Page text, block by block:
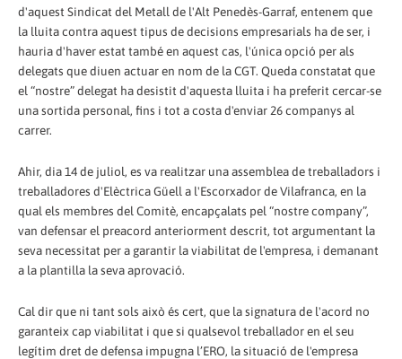
d'aquest Sindicat del Metall de l'Alt Penedès-Garraf, entenem que
la lluita contra aquest tipus de decisions empresarials ha de ser, i
hauria d'haver estat també en aquest cas, l'única opció per als
delegats que diuen actuar en nom de la CGT. Queda constatat que
el “nostre” delegat ha desistit d'aquesta lluita i ha preferit cercar-se
una sortida personal, fins i tot a costa d'enviar 26 companys al
carrer.
Ahir, dia 14 de juliol, es va realitzar una assemblea de treballadors i
treballadores d'Elèctrica Güell a l'Escorxador de Vilafranca, en la
qual els membres del Comitè, encapçalats pel “nostre company”,
van defensar el preacord anteriorment descrit, tot argumentant la
seva necessitat per a garantir la viabilitat de l'empresa, i demanant
a la plantilla la seva aprovació.
Cal dir que ni tant sols això és cert, que la signatura de l'acord no
garanteix cap viabilitat i que si qualsevol treballador en el seu
legítim dret de defensa impugna l’ERO, la situació de l'empresa